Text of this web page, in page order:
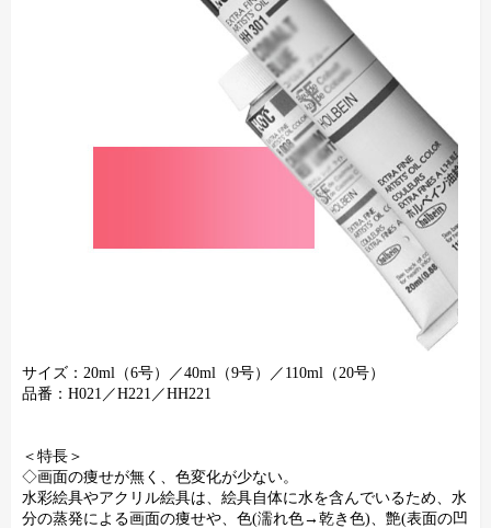
サイズ：20ml（6号）／40ml（9号）／110ml（20号）
品番：H021／H221／HH221
＜特長＞
◇画面の痩せが無く、色変化が少ない。
水彩絵具やアクリル絵具は、絵具自体に水を含んでいるため、水
分の蒸発による画面の痩せや、色(濡れ色→乾き色)、艶(表面の凹